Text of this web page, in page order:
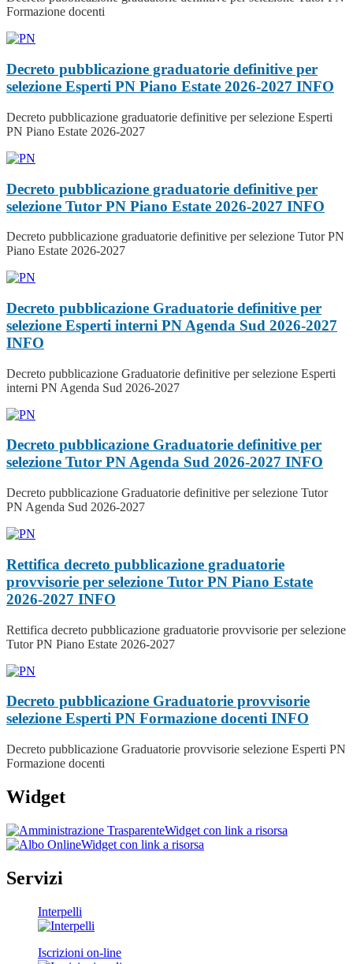
Formazione docenti
Decreto pubblicazione graduatorie definitive per
selezione Esperti PN Piano Estate 2026-2027 INFO
Decreto pubblicazione graduatorie definitive per selezione Esperti
PN Piano Estate 2026-2027
Decreto pubblicazione graduatorie definitive per
selezione Tutor PN Piano Estate 2026-2027 INFO
Decreto pubblicazione graduatorie definitive per selezione Tutor PN
Piano Estate 2026-2027
Decreto pubblicazione Graduatorie definitive per
selezione Esperti interni PN Agenda Sud 2026-2027
INFO
Decreto pubblicazione Graduatorie definitive per selezione Esperti
interni PN Agenda Sud 2026-2027
Decreto pubblicazione Graduatorie definitive per
selezione Tutor PN Agenda Sud 2026-2027 INFO
Decreto pubblicazione Graduatorie definitive per selezione Tutor
PN Agenda Sud 2026-2027
Rettifica decreto pubblicazione graduatorie
provvisorie per selezione Tutor PN Piano Estate
2026-2027 INFO
Rettifica decreto pubblicazione graduatorie provvisorie per selezione
Tutor PN Piano Estate 2026-2027
Decreto pubblicazione Graduatorie provvisorie
selezione Esperti PN Formazione docenti INFO
Decreto pubblicazione Graduatorie provvisorie selezione Esperti PN
Formazione docenti
Widget
Widget con link a risorsa
Widget con link a risorsa
Servizi
Interpelli
Iscrizioni on-line